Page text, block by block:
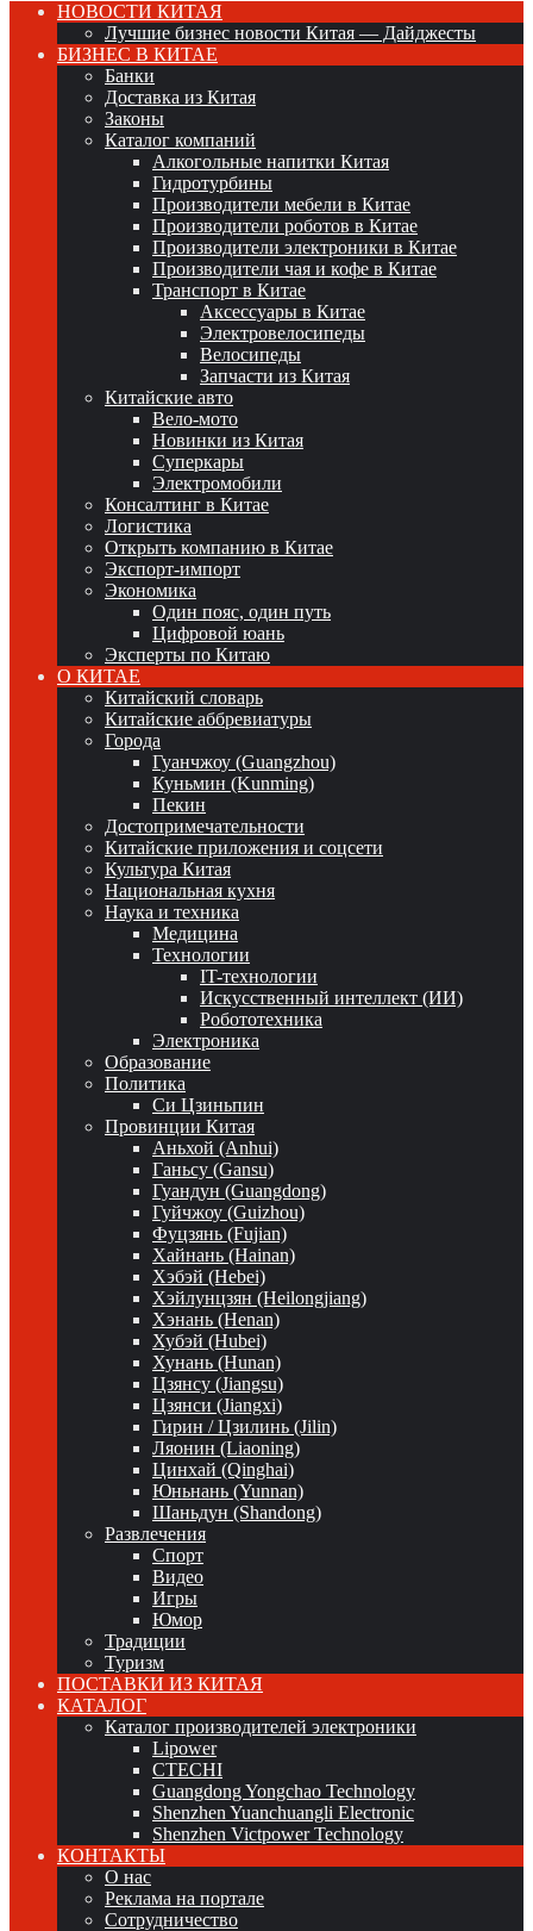
НОВОСТИ КИТАЯ
Лучшие бизнес новости Китая — Дайджесты
БИЗНЕС В КИТАЕ
Банки
Доставка из Китая
Законы
Каталог компаний
Алкогольные напитки Китая
Гидротурбины
Производители мебели в Китае
Производители роботов в Китае
Производители электроники в Китае
Производители чая и кофе в Китае
Транспорт в Китае
Аксессуары в Китае
Электровелосипеды
Велосипеды
Запчасти из Китая
Китайские авто
Вело-мото
Новинки из Китая
Суперкары
Электромобили
Консалтинг в Китае
Логистика
Открыть компанию в Китае
Экспорт-импорт
Экономика
Один пояс, один путь
Цифровой юань
Эксперты по Китаю
О КИТАЕ
Китайский словарь
Китайские аббревиатуры
Города
Гуанчжоу (Guangzhou)
Куньмин (Kunming)
Пекин
Достопримечательности
Китайские приложения и соцсети
Культура Китая
Национальная кухня
Наука и техника
Медицина
Технологии
IT-технологии
Искусственный интеллект (ИИ)
Робототехника
Электроника
Образование
Политика
Си Цзиньпин
Провинции Китая
Аньхой (Anhui)
Ганьсу (Gansu)
Гуандун (Guangdong)
Гуйчжоу (Guizhou)
Фуцзянь (Fujian)
Хайнань (Hainan)
Хэбэй (Hebei)
Хэйлунцзян (Heilongjiang)
Хэнань (Henan)
Хубэй (Hubei)
Хунань (Hunan)
Цзянсу (Jiangsu)
Цзянси (Jiangxi)
Гирин / Цзилинь (Jilin)
Ляонин (Liaoning)
Цинхай (Qinghai)
Юньнань (Yunnan)
Шаньдун (Shandong)
Развлечения
Спорт
Видео
Игры
Юмор
Традиции
Туризм
ПОСТАВКИ ИЗ КИТАЯ
КАТАЛОГ
Каталог производителей электроники
Lipower
CTECHI
Guangdong Yongchao Technology
Shenzhen Yuanchuangli Electronic
Shenzhen Victpower Technology
КОНТАКТЫ
О нас
Реклама на портале
Сотрудничество